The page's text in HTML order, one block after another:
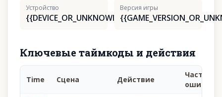
Устройство
{{DEVICE_OR_UNKNOWN}}
Версия игры
Ключевые таймкоды и действия
Time Сцена Действие
Частая
ошибка